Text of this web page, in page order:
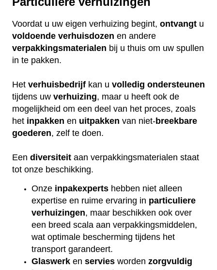
Voordat u uw eigen verhuizing begint, ontvangt u
voldoende verhuisdozen en andere
verpakkingsmaterialen bij u thuis om uw spullen
in te pakken.
Het verhuisbedrijf kan u volledig ondersteunen
tijdens uw verhuizing, maar u heeft ook de
mogelijkheid om een deel van het proces, zoals
het inpakken en uitpakken van niet-breekbare
goederen, zelf te doen.
Een diversiteit aan verpakkingsmaterialen staat
tot onze beschikking.
Onze inpakexperts hebben niet alleen
expertise en ruime ervaring in particuliere
verhuizingen, maar beschikken ook over
een breed scala aan verpakkingsmiddelen,
wat optimale bescherming tijdens het
transport garandeert.
Glaswerk en servies worden zorgvuldig